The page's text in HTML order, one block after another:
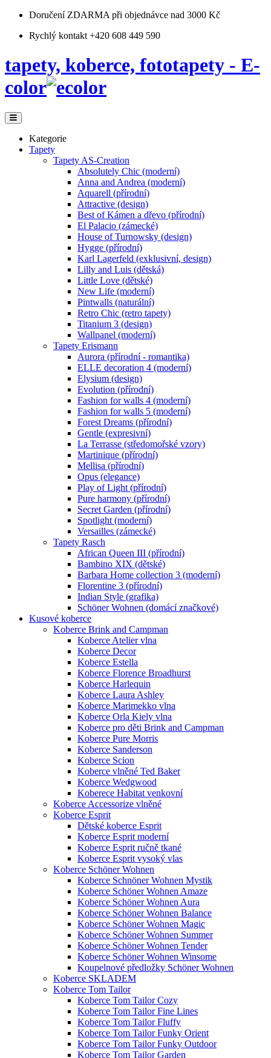
Doručení ZDARMA při objednávce nad 3000 Kč
Rychlý kontakt +420 608 449 590
tapety, koberce, fototapety - E-
color
Kategorie
Tapety
Tapety AS-Creation
Absolutely Chic (moderní)
Anna and Andrea (moderní)
Aquarell (přírodní)
Attractive (design)
Best of Kámen a dřevo (přírodní)
El Palacio (zámecké)
House of Turnowsky (design)
Hygge (přírodní)
Karl Lagerfeld (exklusivní, design)
Lilly and Luis (dětská)
Little Love (dětské)
New Life (moderní)
Pintwalls (naturální)
Retro Chic (retro tapety)
Titanium 3 (design)
Wallpanel (moderní)
Tapety Erismann
Aurora (přírodní - romantika)
ELLE decoration 4 (moderní)
Elysium (design)
Evolution (přírodní)
Fashion for walls 4 (moderní)
Fashion for walls 5 (moderní)
Forest Dreams (přírodní)
Gentle (expresivní)
La Terrasse (středomořské vzory)
Martinique (přírodní)
Mellisa (přírodní)
Opus (elegance)
Play of Light (přírodní)
Pure harmony (přírodní)
Secret Garden (přírodní)
Spotlight (moderní)
Versailles (zámecké)
Tapety Rasch
African Queen III (přírodní)
Bambino XIX (dětské)
Barbara Home collection 3 (moderní)
Florentine 3 (přírodní)
Indian Style (grafika)
Schöner Wohnen (domácí značkové)
Kusové koberce
Koberce Brink and Campman
Koberce Atelier vlna
Koberce Decor
Koberce Estella
Koberce Florence Broadhurst
Koberce Harlequin
Koberce Laura Ashley
Koberce Marimekko vlna
Koberce Orla Kiely vlna
Koberce pro děti Brink and Campman
Koberce Pure Morris
Koberce Sanderson
Koberce Scion
Koberce vlněné Ted Baker
Koberce Wedgwood
Koberece Habitat venkovní
Koberce Accessorize vlněné
Koberce Esprit
Dětské koberce Esprit
Koberce Esprit moderní
Koberce Esprit ručně tkané
Koberce Esprit vysoký vlas
Koberce Schöner Wohnen
Koberce Schnöner Wohnen Mystik
Koberce Schöner Wohnen Amaze
Koberce Schöner Wohnen Aura
Koberce Schöner Wohnen Balance
Koberce Schöner Wohnen Magic
Koberce Schöner Wohnen Summer
Koberce Schöner Wohnen Tender
Koberce Schöner Wohnen Winsome
Koupelnové předložky Schöner Wohnen
Koberce SKLADEM
Koberce Tom Tailor
Koberce Tom Tailor Cozy
Koberce Tom Tailor Fine Lines
Koberce Tom Tailor Fluffy
Koberce Tom Tailor Funky Orient
Koberce Tom Tailor Funky Outdoor
Koberce Tom Tailor Garden